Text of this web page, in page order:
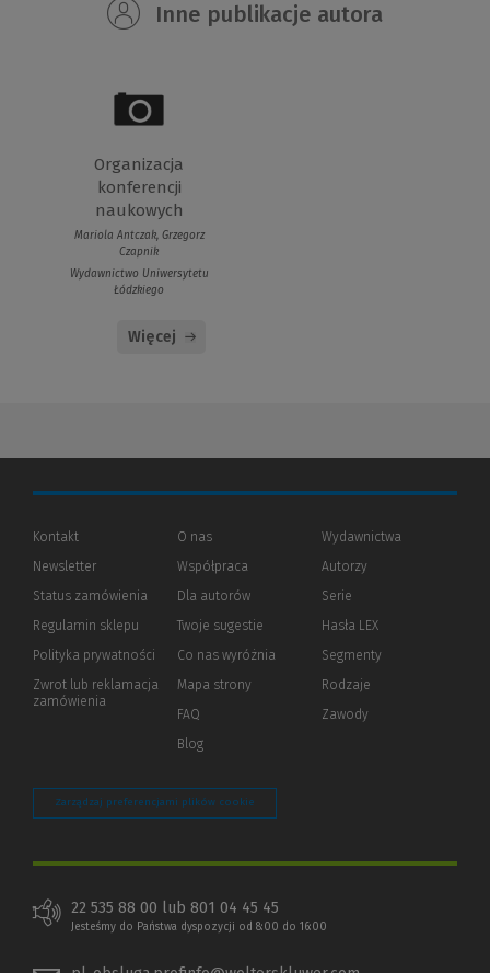
Inne publikacje autora
Organizacja
konferencji
naukowych
Mariola Antczak, Grzegorz
Czapnik
Wydawnictwo Uniwersytetu
Łódzkiego
Więcej
Kontakt
Newsletter
Status zamówienia
Regulamin sklepu
Polityka prywatności (Nowe
(Link
innej
Zwrot lub reklamacja
zamówienia
O nas
Współpraca
Dla autorów(Nowe
(Link
innej
Twoje sugestie
Co nas wyróżnia
Mapa strony
FAQ
Blog
Wydawnictwa
Autorzy
Serie
Hasła LEX
Segmenty
Rodzaje
Zawody
Zarządzaj preferencjami plików cookie
22 535 88 00 lub 801 04 45 45
Jesteśmy do Państwa dyspozycji od 8:00 do 16:00